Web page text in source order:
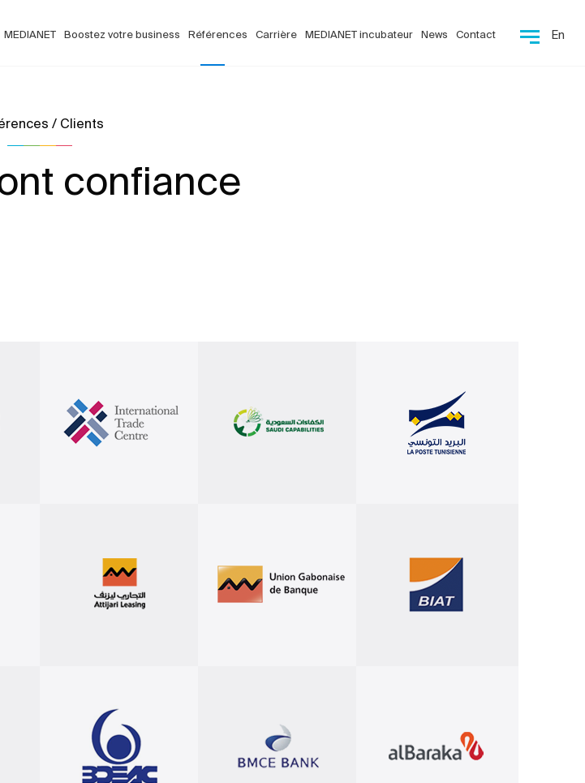
MEDIANET Boostez votre business Références Carrière MEDIANET incubateur News Contact En
/ Clients
confiance